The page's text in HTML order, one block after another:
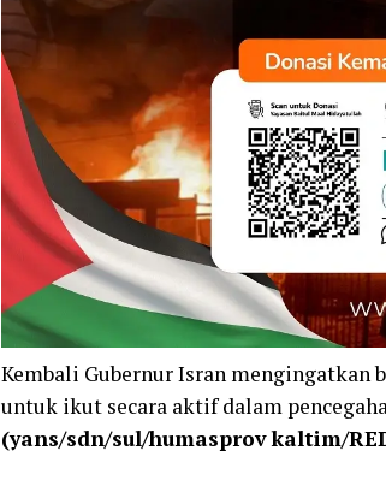
Kembali Gubernur Isran mengingatkan
untuk ikut secara aktif dalam
(yans/sdn/sul/humasprov kaltim/